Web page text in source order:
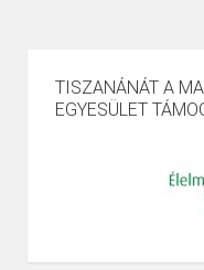
TISZANÁNÁT A
EGYESÜLET